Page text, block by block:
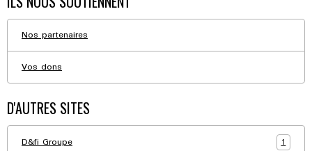
Nos partenaires
Vos dons
D'AUTRES SITES
D&fi Groupe 1